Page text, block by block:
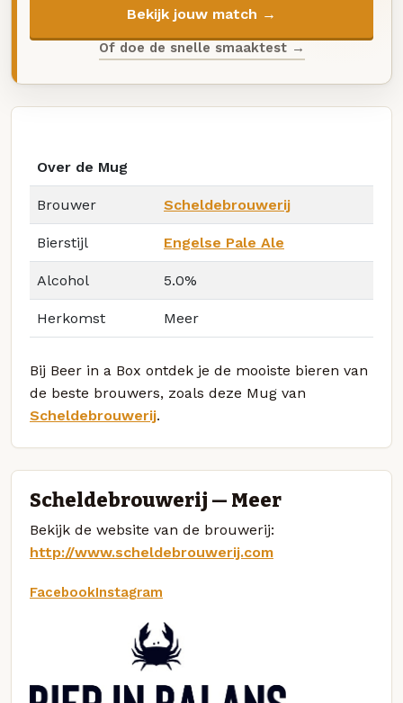
Bekijk jouw match →
Of doe de snelle smaaktest →
Over de Mug
Brouwer Scheldebrouwerij
Bierstijl Engelse Pale Ale
Alcohol 5.0%
Herkomst Meer
Bij Beer in a Box ontdek je de mooiste bieren van
de beste brouwers, zoals deze Mug van
Scheldebrouwerij.
Scheldebrouwerij — Meer
Bekijk de website van de brouwerij:
http://www.scheldebrouwerij.com
FacebookInstagram